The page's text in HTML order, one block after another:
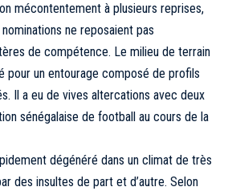
mécontentement à plusieurs reprises,
ne reposaient pas
de compétence. Le milieu de terrain
pour un entourage composé de profils
Il a eu de vives altercations avec deux
sénégalaise de football au cours de la
dégénéré dans un climat de très
des insultes de part et d’autre. Selon